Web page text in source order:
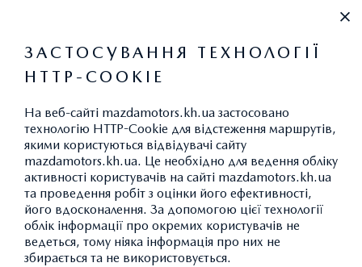
ВИКИДИ CO2
АКСЕСУАРИ MAZDA CX-30:
ТРАНСПОРТУВАННЯ
ПОВЕРНУТИСЯ ДО КАТАЛОГУ АКСЕСУАРІВ
ЗАСТОСУВАННЯ ТЕХНОЛОГІЇ
HTTP-COOKIE
На веб-сайті mazdamotors.kh.ua застосовано
технологію HTTP-Cookie для відстеження маршрутів,
якими користуються відвідувачі сайту
mazdamotors.kh.ua. Це необхідно для ведення обліку
активності користувачів на сайті mazdamotors.kh.ua
та проведення робіт з оцінки його ефективності,
його вдосконалення. За допомогою цієї технології
облік інформації про окремих користувачів не
ведеться, тому ніяка інформація про них не
збирається та не використовується.